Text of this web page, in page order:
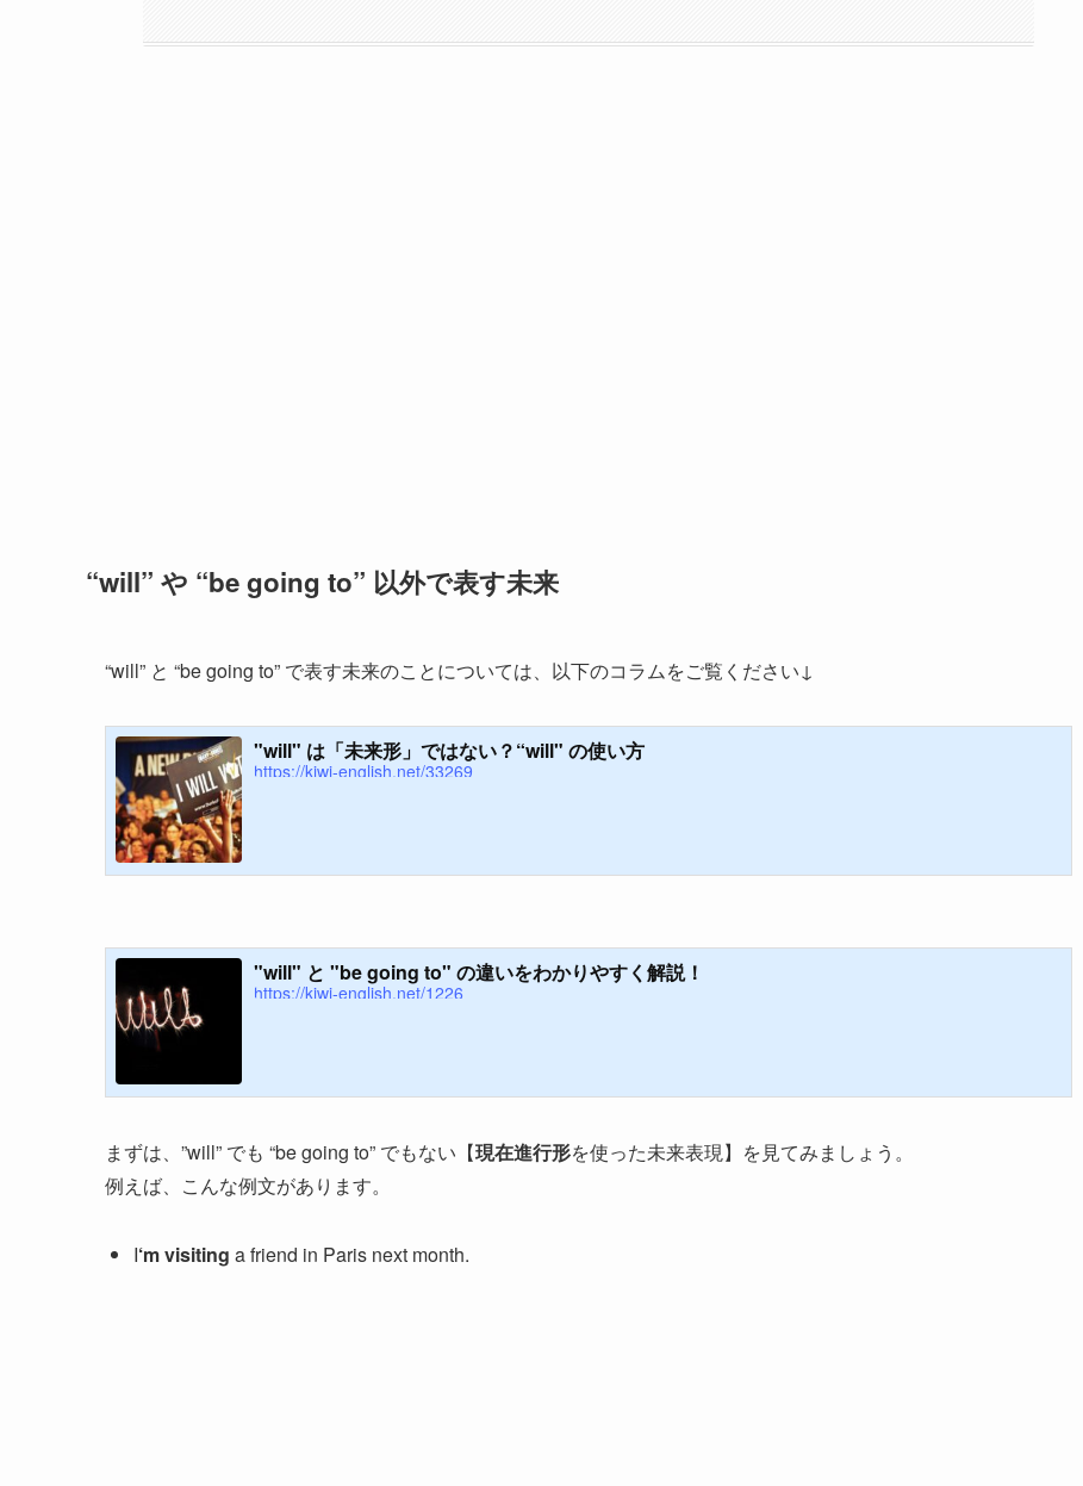
“will” や “be going to” 以外で表す未来
“will” と “be going to” で表す未来のことについては、以下のコラムをご覧ください↓
"will" は「未来形」ではない？“will" の使い方
https://kiwi-english.net/33269
"will" と "be going to" の違いをわかりやすく解説！
https://kiwi-english.net/1226
まずは、”will” でも “be going to” でもない【現在進行形を使った未来表現】を見てみましょう。
例えば、こんな例文があります。
I‘m visiting a friend in Paris next month.